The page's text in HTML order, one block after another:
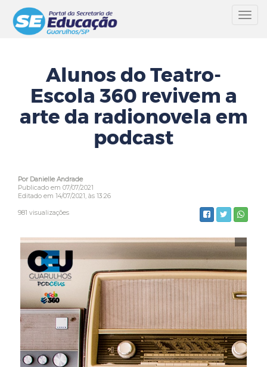
Alunos do Teatro-
Escola 360 revivem a
arte da radionovela em
podcast
Por Danielle Andrade
Publicado em 07/07/2021
Editado em 14/07/2021, às 13:26
981 visualizações